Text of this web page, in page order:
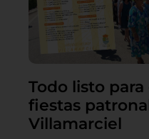
Todo listo
fiestas
Villamarciel